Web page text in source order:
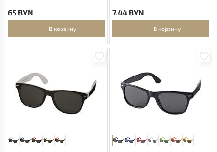
из переработанного PET-
пластика/бамбука в подарочной
коробке - Дерево
65 BYN
В корзину
7.44 BYN
В корзину